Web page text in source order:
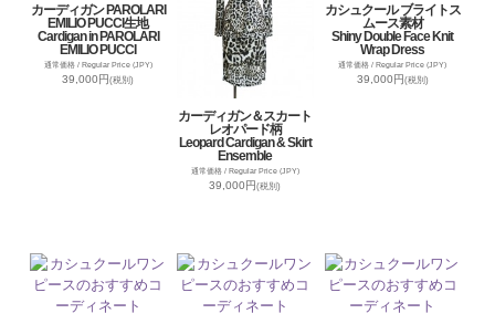
カーディガン PAROLARI
EMILIO PUCCI生地
Cardigan in PAROLARI
EMILIO PUCCI
通常価格 / Regular Price (JPY)
39,000円(税別)
カーディガン＆スカート
レオパード柄
Leopard Cardigan & Skirt
Ensemble
通常価格 / Regular Price (JPY)
39,000円(税別)
カシュクール ブライトス
ムース素材
Shiny Double Face Knit
Wrap Dress
通常価格 / Regular Price (JPY)
39,000円(税別)